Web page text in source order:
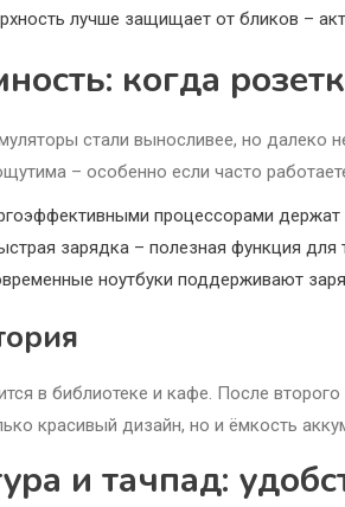
лучше защищает от бликов –
когда
стали выносливее, но
– особенно если часто
процессорами
зарядка – полезная функция
ноутбуки поддерживают
в библиотеке и кафе. После
красивый дизайн, но и ёмкость
и тачпад: